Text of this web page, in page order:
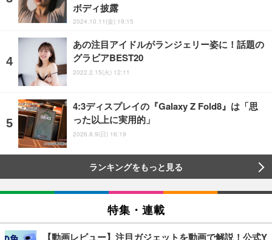
ボディ披露
2024.10.11(金) 19:15
あの注目アイドルがランジェリー姿に！話題の
グラビアBEST20
2022.2.15(火) 12:11
4:3ディスプレイの『Galaxy Z Fold8』は「思
った以上に実用的」
2026.8.9(日) 16:19
ランキングをもっと見る
特集・連載
【動画レビュー】注目ガジェットを動画で解説！公式Y